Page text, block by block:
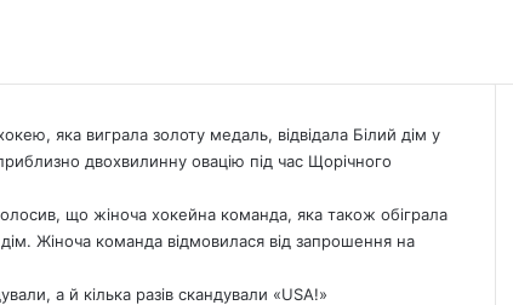
яка виграла золоту медаль, відвідала Білий дім у
двохвилинну овацію під час Щорічного
що жіноча хокейна команда, яка також обіграла
Жіноча команда відмовилася від запрошення на
а й кілька разів скандували «USA!»